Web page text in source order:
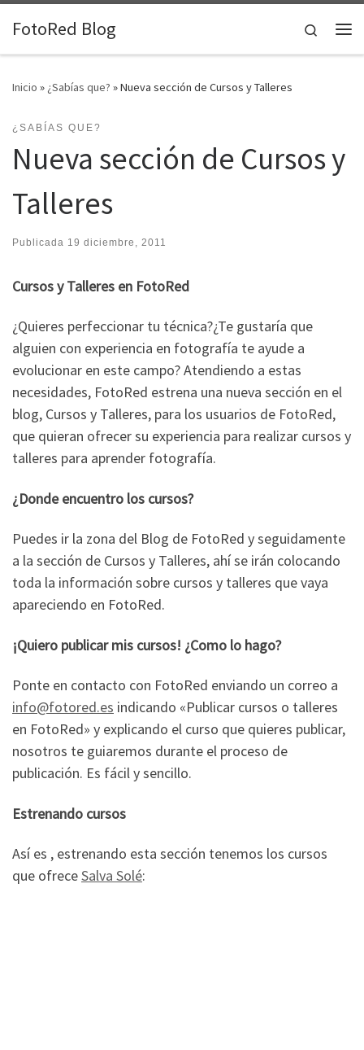
Saltar al contenido
FotoRed Blog
Search
Inicio » ¿Sabías que? »Nueva sección de Cursos y Talleres
¿SABÍAS QUE?
Nueva sección de Cursos y
Talleres
Publicada 19 diciembre, 2011
Cursos y Talleres en FotoRed
¿Quieres perfeccionar tu técnica?¿Te gustaría que
alguien con experiencia en fotografía te ayude a
evolucionar en este campo? Atendiendo a estas
necesidades, FotoRed estrena una nueva sección en el
blog, Cursos y Talleres, para los usuarios de FotoRed,
que quieran ofrecer su experiencia para realizar cursos y
talleres para aprender fotografía.
¿Donde encuentro los cursos?
Puedes ir la zona del Blog de FotoRed y seguidamente
a la sección de Cursos y Talleres, ahí se irán colocando
toda la información sobre cursos y talleres que vaya
apareciendo en FotoRed.
¡Quiero publicar mis cursos! ¿Como lo hago?
Ponte en contacto con FotoRed enviando un correo a
info@fotored.es indicando «Publicar cursos o talleres
en FotoRed» y explicando el curso que quieres publicar,
nosotros te guiaremos durante el proceso de
publicación. Es fácil y sencillo.
Estrenando cursos
Así es , estrenando esta sección tenemos los cursos
que ofreceSalva Solé: